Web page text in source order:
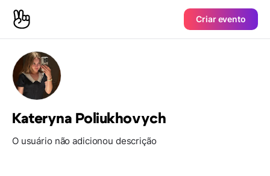
Criar evento
Kateryna Poliukhovych
O usuário não adicionou descrição